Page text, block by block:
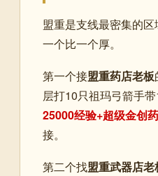
盟重是支线最密集的
一个比一个厚。
第一个接盟重药店老板
层打10只祖玛弓箭手
25000经验+超级金创
接。
第二个找盟重武器店老